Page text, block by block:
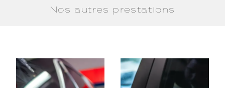
Nos autres prestations